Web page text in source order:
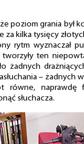
poziom grania był
za kilka tysięcy
rytm wyznaczał
ten
żadnych
– żadnych
równe, naprawdę
słuchacza.